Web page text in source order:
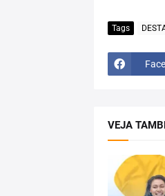
Tags
VEJA